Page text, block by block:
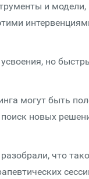
и модели,
но
могут быть
новых
что